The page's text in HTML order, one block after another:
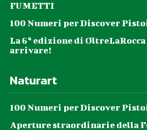
FUMETTI
100 Numeri per Discover
La 6ª edizione di OltreLaRocca
arrivare!
Naturart
100 Numeri per Discover
Aperture straordinarie della